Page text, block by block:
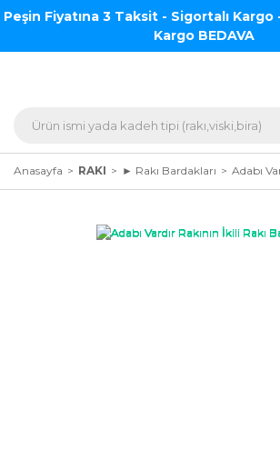
Peşin Fiyatına 3 Taksit - Sigortalı
Kargo BEDAVA
Anasayfa RAKI ► Rakı Bardakları Adabı